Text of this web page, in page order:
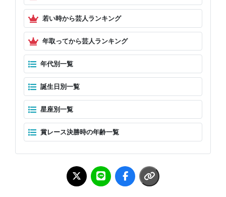
若い時から芸人ランキング
年取ってから芸人ランキング
年代別一覧
誕生日別一覧
星座別一覧
賞レース決勝時の年齢一覧